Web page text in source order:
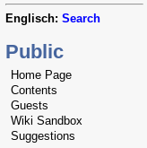
Englisch: Search
Public
Home Page
Contents
Guests
Wiki Sandbox
Suggestions